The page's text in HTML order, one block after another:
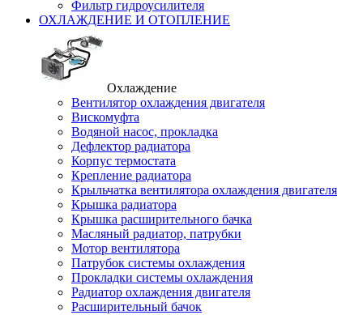
Фильтр гидроусилителя
ОХЛАЖДЕНИЕ И ОТОПЛЕНИЕ
Охлаждение
Вентилятор охлаждения двигателя
Вискомуфта
Водяной насос, прокладка
Дефлектор радиатора
Корпус термостата
Крепление радиатора
Крыльчатка вентилятора охлаждения двигателя
Крышка радиатора
Крышка расширительного бачка
Масляный радиатор, патрубки
Мотор вентилятора
Патрубок системы охлаждения
Прокладки системы охлаждения
Радиатор охлаждения двигателя
Расширительный бачок